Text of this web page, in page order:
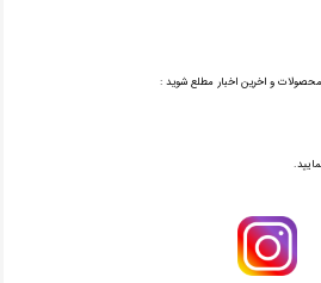
و اخرین اخبار مطلع شوید :